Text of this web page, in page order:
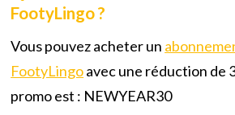
FootyLingo ?
Vous pouvez acheter un
FootyLingoavec une réduction de
promo est : NEWYEAR30